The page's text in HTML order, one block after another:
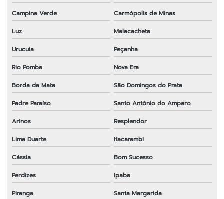
Campina Verde
Carmópolis de Minas
Luz
Malacacheta
Urucuia
Peçanha
Rio Pomba
Nova Era
Borda da Mata
São Domingos do Prata
Padre Paraíso
Santo Antônio do Amparo
Arinos
Resplendor
Lima Duarte
Itacarambi
Cássia
Bom Sucesso
Perdizes
Ipaba
Piranga
Santa Margarida